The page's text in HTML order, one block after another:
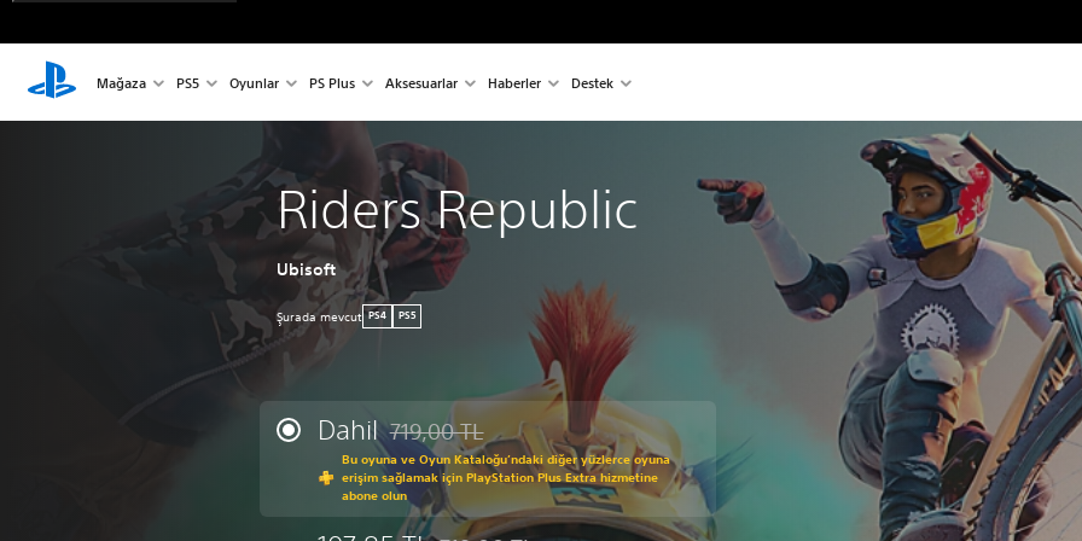
Mağaza PS5 Oyunlar PS Plus Aksesuarlar Haberler Destek
Riders Republic
Ubisoft
Şurada mevcut PS4 PS5
Dahil Orijinal fiyat olan 719,00 TL üzerinden indirim uygulanmıştır
719,00 TL
Bu oyuna ve Oyun Kataloğu’ndaki diğer yüzlerce oyuna
erişim sağlamak için PlayStation Plus Extra hizmetine
abone olun